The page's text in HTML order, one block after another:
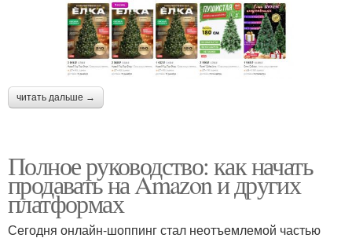
читать дальше →
Полное руководство: как начать
продавать на Amazon и других
платформах
Сегодня онлайн-шоппинг стал неотъемлемой частью